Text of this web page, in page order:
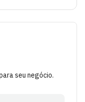
seu negócio.